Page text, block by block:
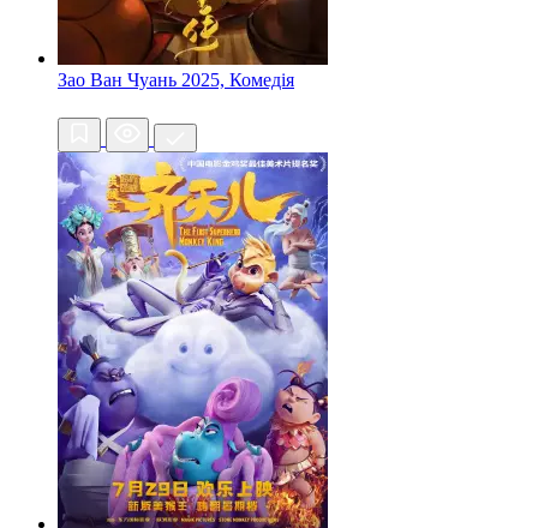
Зao Ван Чуань 2025, Комедія